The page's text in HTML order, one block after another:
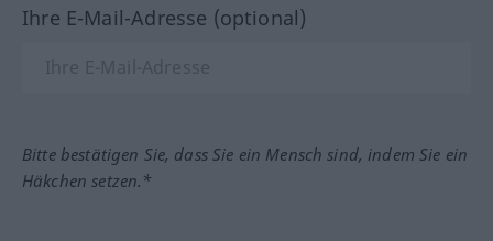
Ihre E-Mail-Adresse (optional)
Bitte bestätigen Sie, dass Sie ein Mensch sind, indem Sie ein
Häkchen setzen.*